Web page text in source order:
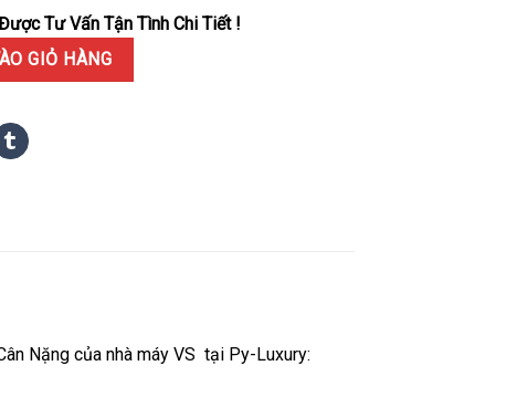
Tư Vấn Tận Tình Chi Tiết !
0003 Demi Vàng Mặt Số Đen Replica 1:1 VSF 40mm số lượng
GIỎ HÀNG
Nặng của nhà máy VS tại Py-Luxury: